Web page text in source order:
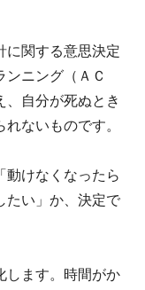
関する意思決定
ンニング（ＡＣ
、自分が死ぬとき
ないものです。
けなくなったら
たい」か、決定で
ます。時間がか